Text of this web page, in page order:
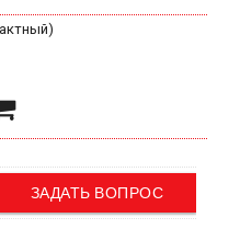
ЗАДАТЬ ВОПРОС